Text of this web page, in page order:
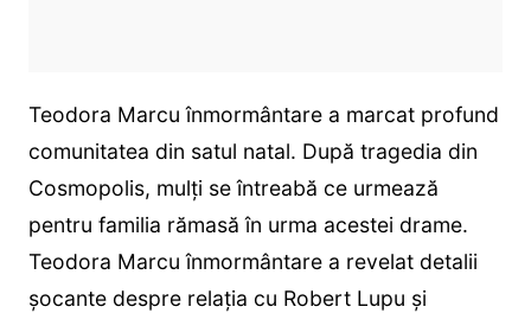
Teodora Marcu înmormântare a marcat profund
comunitatea din satul natal. După tragedia din
Cosmopolis, mulți se întreabă ce urmează
pentru familia rămasă în urma acestei drame.
Teodora Marcu înmormântare a revelat detalii
șocante despre relația cu Robert Lupu și